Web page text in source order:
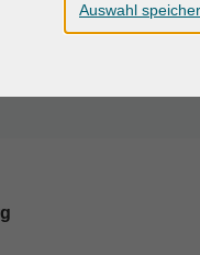
Fr.
Auswahl